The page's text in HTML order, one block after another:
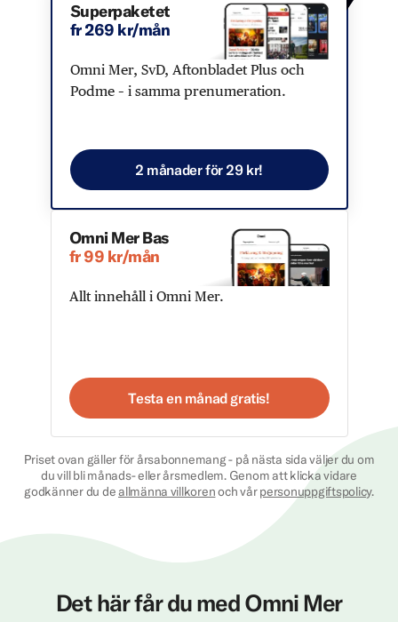
Superpaketet
fr 269 kr/mån
Omni Mer, SvD, Aftonbladet Plus och
Podme – i samma prenumeration.
2 månader för 29 kr!
Omni Mer Bas
fr 99 kr/mån
Allt innehåll i Omni Mer.
Testa en månad gratis!
Priset ovan gäller för årsabonnemang - på nästa sida väljer du om
du vill bli månads- eller årsmedlem. Genom att klicka vidare
godkänner du deallmänna villkorenoch vårpersonuppgiftspolicy.
Det här får du med Omni Mer